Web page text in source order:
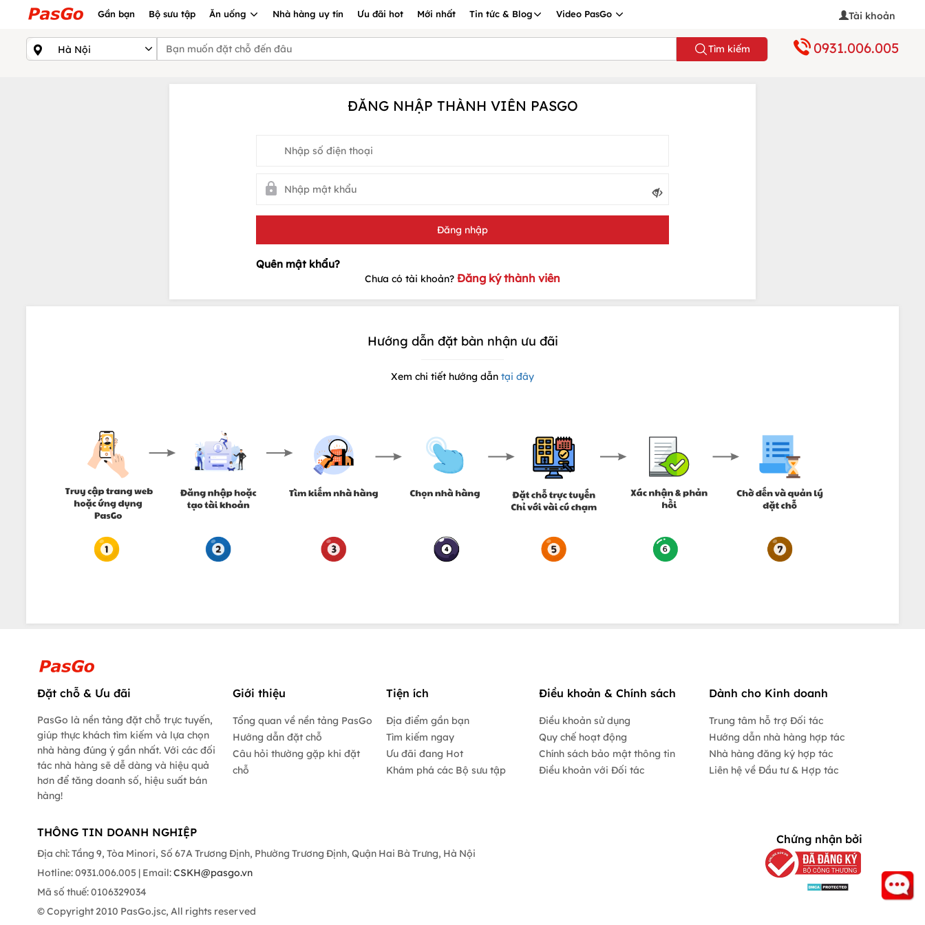
Gần bạn Bộ sưu tập Ăn uống Nhà hàng uy tín Ưu đãi hot Mới nhất Tin tức & Blog Video PasGo Tài khoản
Tìm kiếm 0931.006.005
ĐĂNG NHẬP THÀNH VIÊN PASGO
Chưa có tài khoản? Đăng ký thành viên
Hướng dẫn đặt bàn nhận ưu đãi
Xem chi tiết hướng dẫn tại đây
Đặt chỗ & Ưu đãi
PasGo là nền tảng đặt chỗ trực tuyến,
giúp thực khách tìm kiếm và lựa chọn
nhà hàng đúng ý gần nhất. Với các đối
tác nhà hàng sẽ dễ dàng và hiệu quả
hơn để tăng doanh số, hiệu suất bán
hàng!
Giới thiệu
Tổng quan về nền tảng PasGo
Hướng dẫn đặt chỗ
Câu hỏi thường gặp khi đặt
chỗ
Tiện ích
Địa điểm gần bạn
Tìm kiếm ngay
Ưu đãi đang Hot
Khám phá các Bộ sưu tập
Điều khoản & Chính sách
Điều khoản sử dụng
Quy chế hoạt động
Chính sách bảo mật thông tin
Điều khoản với Đối tác
Dành cho Kinh doanh
Trung tâm hỗ trợ Đối tác
Hướng dẫn nhà hàng hợp tác
Nhà hàng đăng ký hợp tác
Liên hệ về Đầu tư & Hợp tác
THÔNG TIN DOANH NGHIỆP
Địa chỉ: Tầng 9, Tòa Minori, Số 67A Trương Định, Phường Trương Định, Quận Hai Bà Trưng, Hà Nội
Hotline: 0931.006.005 | Email:CSKH@pasgo.vn
Mã số thuế: 0106329034
© Copyright 2010 PasGo.jsc, All rights reserved
Chứng nhận bởi